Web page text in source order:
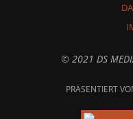
© 2021 DS
PRÄSENTIERT